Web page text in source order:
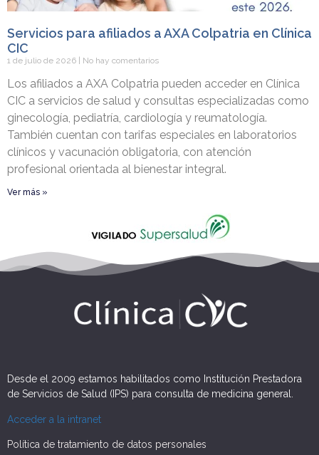
Servicios para afiliados a AXA Colpatria en Clínica
CIC
1 de julio de 2026 No hay comentarios
Los afiliados a AXA Colpatria pueden acceder en Clínica
CIC a servicios de salud y consultas especializadas como
ginecología, pediatría, cardiología y reumatología.
También cuentan con tarifas especiales en laboratorios
clínicos y vacunación obligatoria, con atención
profesional orientada al bienestar integral.
Ver más »
Desde el 2009 estamos habilitados como Institución Prestadora
de Servicios de Salud (IPS) para consulta de medicina general.
Acceder a la intranet
Política de tratamiento de datos personales